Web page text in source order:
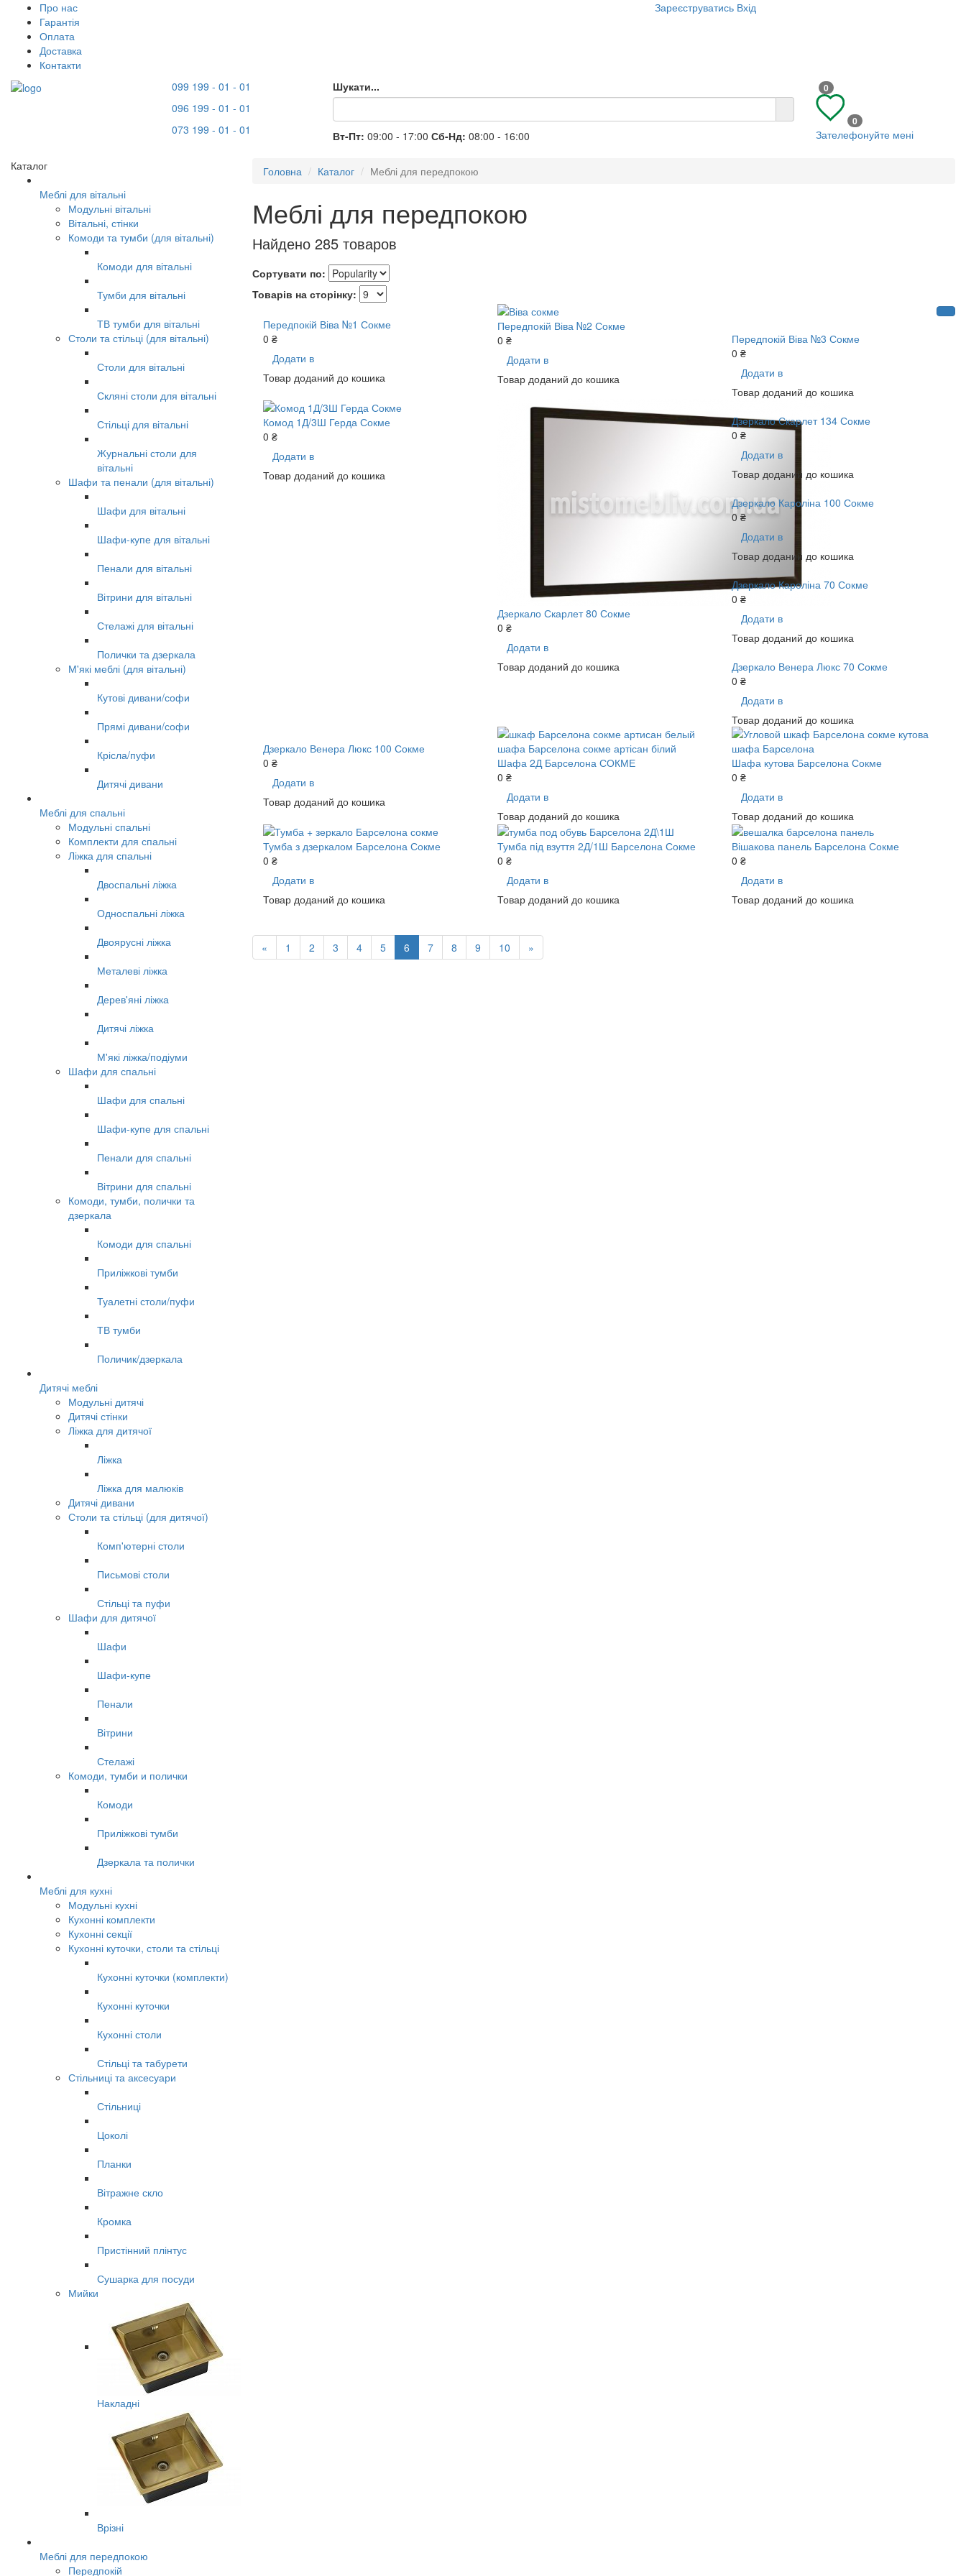
Про нас
Гарантія
Оплата
Доставка
Контакти
Зареєструватись Вхід
099 199 - 01 - 01
096 199 - 01 - 01
073 199 - 01 - 01
Шукати...
Вт-Пт: 09:00 - 17:00 Сб-Нд: 08:00 - 16:00
0
0
Зателефонуйте мені
Каталог
Меблі для вітальні
Модульні вітальні
Вітальні, стінки
Комоди та тумби (для вітальні)
Комоди для вітальні
Тумби для вітальні
ТВ тумби для вітальні
Столи та стільці (для вітальні)
Столи для вітальні
Скляні столи для вітальні
Стільці для вітальні
Журнальні столи для
вітальні
Шафи та пенали (для вітальні)
Шафи для вітальні
Шафи-купе для вітальні
Пенали для вітальні
Вітрини для вітальні
Стелажі для вітальні
Полички та дзеркала
М'які меблі (для вітальні)
Кутові дивани/софи
Прямі дивани/софи
Крісла/пуфи
Дитячі дивани
Меблі для спальні
Модульні спальні
Комплекти для спальні
Ліжка для спальні
Двоспальні ліжка
Односпальні ліжка
Двоярусні ліжка
Металеві ліжка
Дерев'яні ліжка
Дитячі ліжка
М'які ліжка/подіуми
Шафи для спальні
Шафи для спальні
Шафи-купе для спальні
Пенали для спальні
Вітрини для спальні
Комоди, тумби, полички та
дзеркала
Комоди для спальні
Приліжкові тумби
Туалетні столи/пуфи
ТВ тумби
Поличик/дзеркала
Дитячі меблі
Модульні дитячі
Дитячі стінки
Ліжка для дитячої
Ліжка
Ліжка для малюків
Дитячі дивани
Столи та стільці (для дитячої)
Комп'ютерні столи
Письмові столи
Стільці та пуфи
Шафи для дитячої
Шафи
Шафи-купе
Пенали
Вітрини
Стелажі
Комоди, тумби и полички
Комоди
Приліжкові тумби
Дзеркала та полички
Меблі для кухні
Модульні кухні
Кухонні комплекти
Кухонні секції
Кухонні куточки, столи та стільці
Кухонні куточки (комплекти)
Кухонні куточки
Кухонні столи
Стільці та табурети
Стільниці та аксесуари
Стільниці
Цоколі
Планки
Вітражне скло
Кромка
Пристінний плінтус
Сушарка для посуди
Мийки
Накладні
Врізні
Меблі для передпокою
Передпокій
Головна Каталог Меблі для передпокою
Меблі для передпокою
Найдено 285 товаров
Сортувати по:
Товарів на сторінку:
Передпокій Віва №1 Сокме
0 ₴
Додати в
Товар доданий до кошика
Передпокій Віва №2 Сокме
0 ₴
Додати в
Товар доданий до кошика
Передпокій Віва №3 Сокме
0 ₴
Додати в
Товар доданий до кошика
Комод 1Д/3Ш Герда Сокме
0 ₴
Додати в
Товар доданий до кошика
Дзеркало Скарлет 80 Сокме
0 ₴
Додати в
Товар доданий до кошика
Дзеркало Скарлет 134 Сокме
0 ₴
Додати в
Товар доданий до кошика
Дзеркало Кароліна 100 Сокме
0 ₴
Додати в
Товар доданий до кошика
Дзеркало Кароліна 70 Сокме
0 ₴
Додати в
Товар доданий до кошика
Дзеркало Венера Люкс 70 Сокме
0 ₴
Додати в
Товар доданий до кошика
Дзеркало Венера Люкс 100 Сокме
0 ₴
Додати в
Товар доданий до кошика
Шафа 2Д Барселона СОКМЕ
0 ₴
Додати в
Товар доданий до кошика
Шафа кутова Барселона Сокме
0 ₴
Додати в
Товар доданий до кошика
Тумба з дзеркалом Барселона Сокме
0 ₴
Додати в
Товар доданий до кошика
Тумба під взуття 2Д/1Ш Барселона Сокме
0 ₴
Додати в
Товар доданий до кошика
Вішакова панель Барселона Сокме
0 ₴
Додати в
Товар доданий до кошика
« 1 2 3 4 5 6 7 8 9 10 »